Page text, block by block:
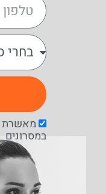
מאשרת
במסרונים